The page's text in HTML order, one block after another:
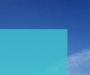
したい。諏訪市男性
女性